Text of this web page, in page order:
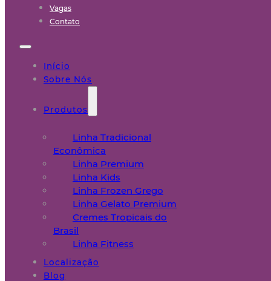
Vagas
Contato
Início
Sobre Nós
Produtos
Linha Tradicional
Econômica
Linha Premium
Linha Kids
Linha Frozen Grego
Linha Gelato Premium
Cremes Tropicais do
Brasil
Linha Fitness
Localização
Blog